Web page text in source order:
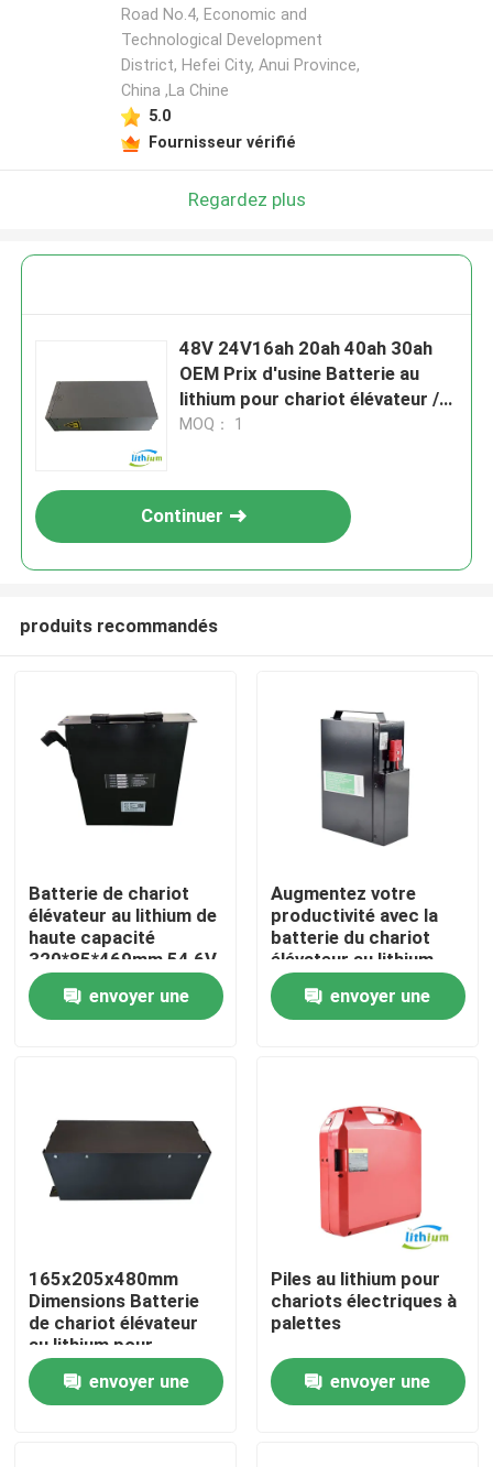
Maison
Produits
Au sujet de nous
Demandez une citation
Lithium électrique Ion Battery de chariot élévateur
Batterie de chariot élévateur au lithium-ion de 48 volts
Road No.4, Economic and
Technological Development
District, Hefei City, Anui Province,
China ,La Chine
5.0
Fournisseur vérifié
Regardez plus
48V 24V16ah 20ah 40ah 30ah
OEM Prix d'usine Batterie au
lithium pour chariot élévateur /
Vélo électrique / Golf
MOQ： 1
Continuer
produits recommandés
Batterie de chariot
élévateur au lithium de
haute capacité
320*85*469mm 54,6V
Longue durée de vie
envoyer une
Augmentez votre
productivité avec la
batterie du chariot
élévateur au lithium
envoyer une
165x205x480mm
Dimensions Batterie
de chariot élévateur
au lithium pour
applications lourdes
envoyer une
Piles au lithium pour
chariots électriques à
palettes
envoyer une